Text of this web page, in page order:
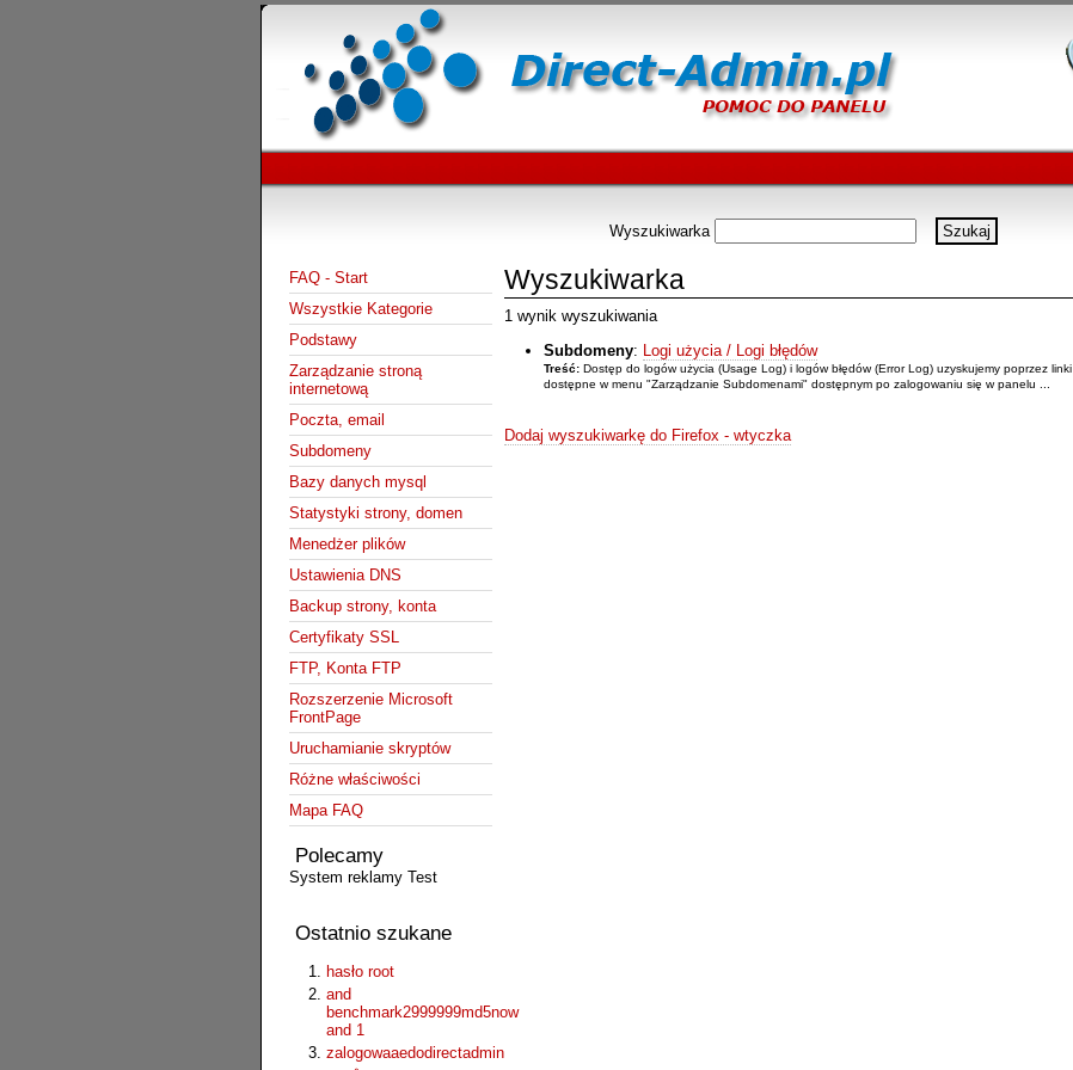
Wyszukiwarka
FAQ - Start
Wszystkie Kategorie
Podstawy
Zarządzanie stroną
internetową
Poczta, email
Subdomeny
Bazy danych mysql
Statystyki strony, domen
Menedżer plików
Ustawienia DNS
Backup strony, konta
Certyfikaty SSL
FTP, Konta FTP
Rozszerzenie Microsoft
FrontPage
Uruchamianie skryptów
Różne właściwości
Mapa FAQ
Polecamy
System reklamy Test
Ostatnio szukane
hasło root
and
benchmark2999999md5now
and 1
zalogowaaedodirectadmin
Wyszukiwarka
1 wynik wyszukiwania
Subdomeny: Logi użycia / Logi błędów
Treść: Dostęp do logów użycia (Usage Log) i logów błędów (Error Log) uzyskujemy poprzez linki
dostępne w menu "Zarządzanie Subdomenami" dostępnym po zalogowaniu się w panelu ...
Dodaj wyszukiwarkę do Firefox - wtyczka